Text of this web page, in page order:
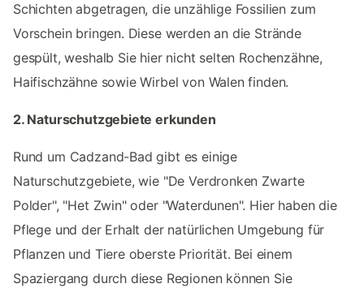
Schichten abgetragen, die unzählige Fossilien zum
Vorschein bringen. Diese werden an die Strände
gespült, weshalb Sie hier nicht selten Rochenzähne,
Haifischzähne sowie Wirbel von Walen finden.
2. Naturschutzgebiete erkunden
Rund um Cadzand-Bad gibt es einige
Naturschutzgebiete, wie "De Verdronken Zwarte
Polder", "Het Zwin" oder "Waterdunen". Hier haben die
Pflege und der Erhalt der natürlichen Umgebung für
Pflanzen und Tiere oberste Priorität. Bei einem
Spaziergang durch diese Regionen können Sie